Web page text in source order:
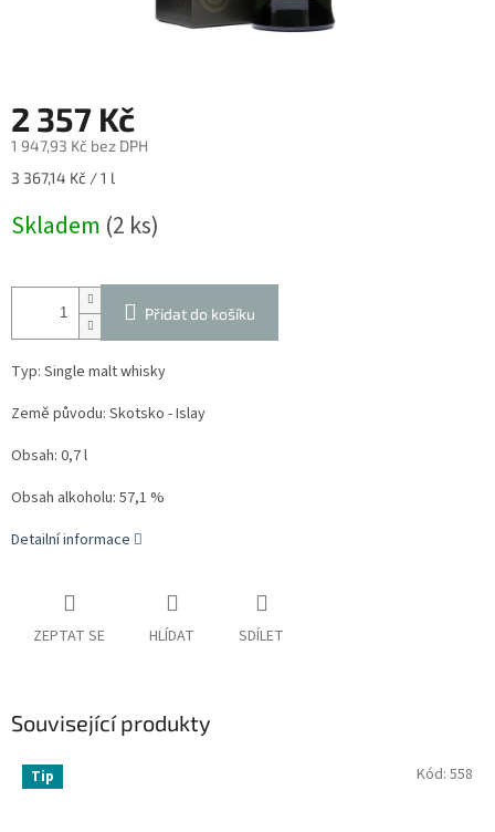
2 357 Kč
1 947,93 Kč bez DPH
Měrná
3 367,14 Kč / 1 l
Skladem (2 ks)
Přidat do košíku
Typ: Single malt whisky
Země původu: Skotsko - Islay
Obsah: 0,7 l
Obsah alkoholu: 57,1 %
Detailní informace
ZEPTAT SE HLÍDAT SDÍLET
Související produkty
Tip Kód: 558